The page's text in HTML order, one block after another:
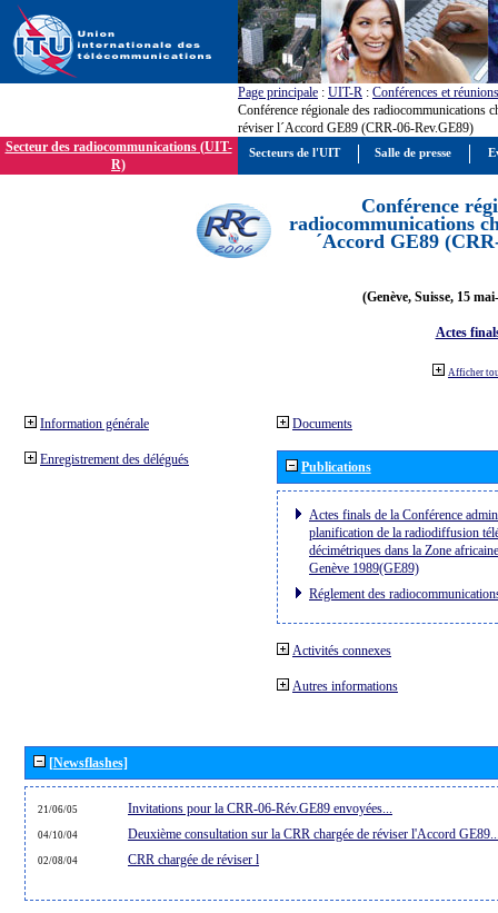
Page principale : UIT-R : Conférences et réunions
Conférence régionale des radiocommunications
réviser l´Accord GE89 (CRR-06-Rev.GE89)
Secteur des radiocommunications (UIT-
R)
Conférence
radiocommunications
´Accord GE89
(Genève, Suisse, 15
Actes
Afficher
Information générale
Enregistrement des délégués
Documents
Publications
Actes finals de la Conférence
planification de la radiodiffusion
décimétriques dans la Zone
Genève 1989(GE89)
Réglement des
Activités connexes
Autres informations
[Newsflashes]
21/06/05 Invitations pour la CRR-06-Rév.GE89 envoyées...
04/10/04 Deuxième consultation sur la CRR chargée de réviser l'Accord
02/08/04 CRR chargée de réviser l
Secteurs de l'UIT Salle de presse